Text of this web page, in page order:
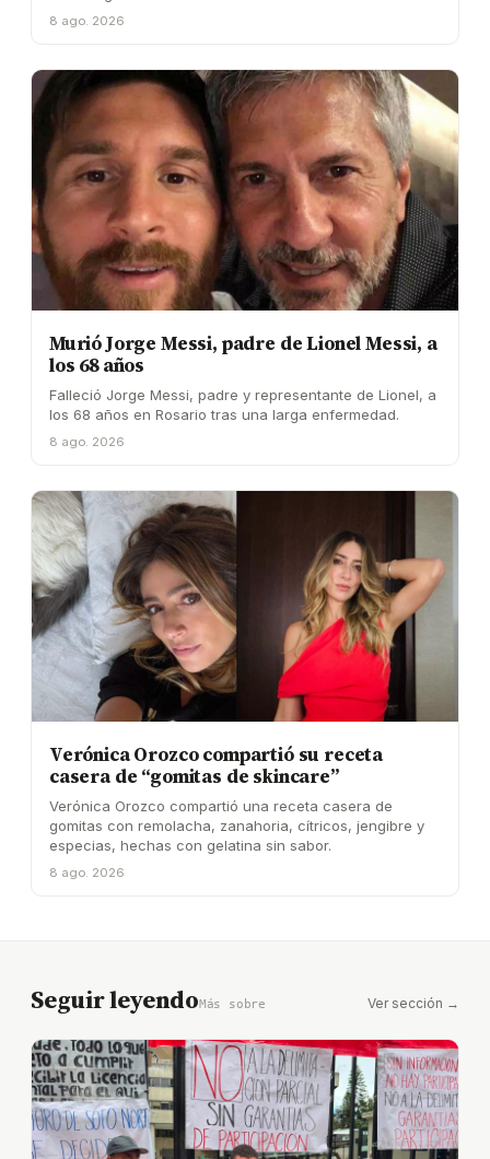
8 ago. 2026
Murió Jorge Messi, padre de Lionel Messi, a
los 68 años
Falleció Jorge Messi, padre y representante de Lionel, a
los 68 años en Rosario tras una larga enfermedad.
8 ago. 2026
Verónica Orozco compartió su receta
casera de “gomitas de skincare”
Verónica Orozco compartió una receta casera de
gomitas con remolacha, zanahoria, cítricos, jengibre y
especias, hechas con gelatina sin sabor.
8 ago. 2026
Seguir leyendoMás sobre Ver sección →